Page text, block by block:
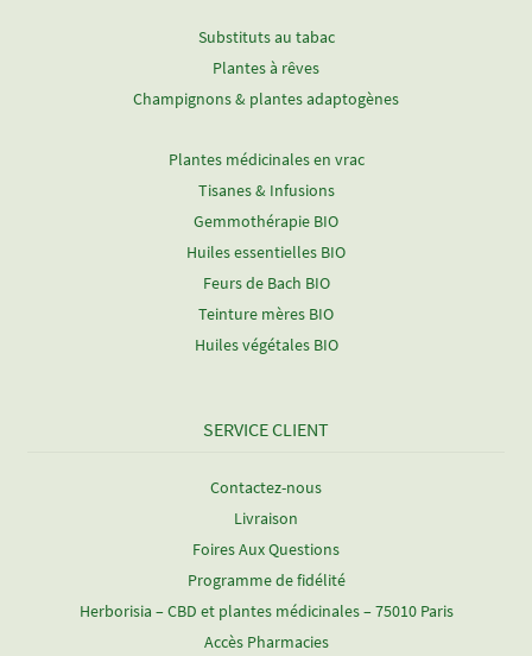
Substituts au tabac
Plantes à rêves
Champignons & plantes adaptogènes
Plantes médicinales en vrac
Tisanes & Infusions
Gemmothérapie BIO
Huiles essentielles BIO
Feurs de Bach BIO
Teinture mères BIO
Huiles végétales BIO
SERVICE CLIENT
Contactez-nous
Livraison
Foires Aux Questions
Programme de fidélité
Herborisia – CBD et plantes médicinales – 75010 Paris
Accès Pharmacies